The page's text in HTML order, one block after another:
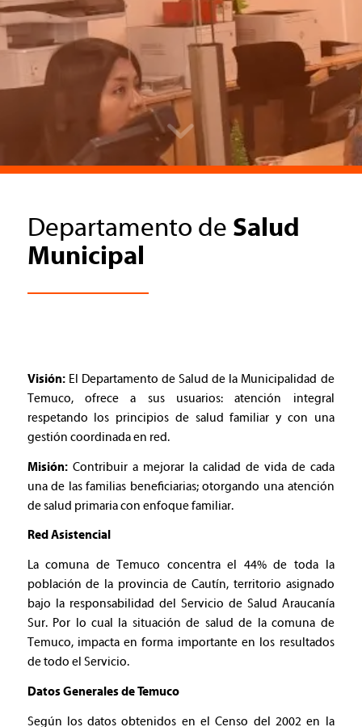
Departamento de Salud
Municipal
Visión:El Departamento de Salud de la Municipalidad de
Temuco, ofrece a sus usuarios: atención integral
respetando los principios de salud familiar y con una
gestión coordinada en red.
Misión: Contribuir a mejorar la calidad de vida de cada
una de las familias beneficiarias; otorgando una atención
de salud primaria con enfoque familiar.
Red Asistencial
La comuna de Temuco concentra el 44% de toda la
población de la provincia de Cautín, territorio asignado
bajo la responsabilidad del Servicio de Salud Araucanía
Sur. Por lo cual la situación de salud de la comuna de
Temuco, impacta en forma importante en los resultados
de todo el Servicio.
Datos Generales de Temuco
Según los datos obtenidos en el Censo del 2002 en la